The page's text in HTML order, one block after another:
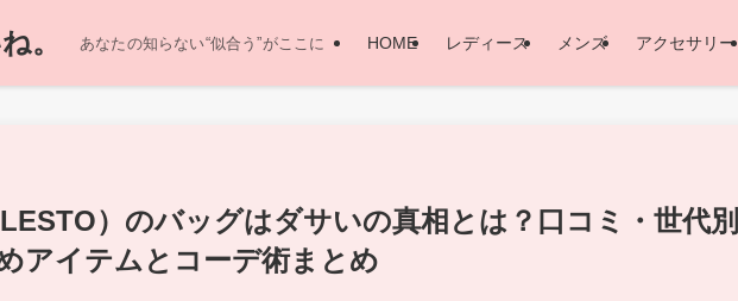
。 あなたの知らない“似合う”がここに HOME レディース メンズ アクセサリー
）のバッグはダサいの真相とは？口コミ・世代別
アイテムとコーデ術まとめ